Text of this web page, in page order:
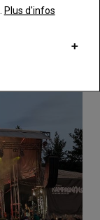
Plus d'infos